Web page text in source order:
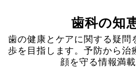
content
歯科の知
歯の健康とケアに関する疑問
歩を目指します。予防から治
顔を守る情報満載